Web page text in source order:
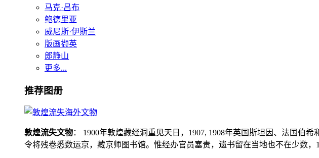
马克·吕布
鲍德里亚
威尼斯·伊斯兰
版画撷英
郎静山
更多...
推荐图册
敦煌流失文物： 1900年敦煌藏经洞重见天日，1907, 1908年英国斯坦因、法国伯
令将残卷悉数运京，藏京师图书馆。惟经办官员塞责，遗书留在当地也不在少数，